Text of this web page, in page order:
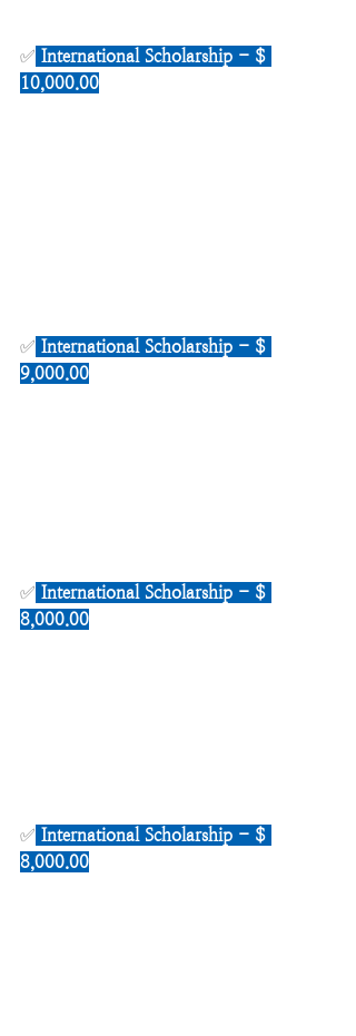
✅ International Scholarship - $
10,000.00
✅ International Scholarship - $
9,000.00
✅ International Scholarship - $
8,000.00
✅ International Scholarship - $
8,000.00